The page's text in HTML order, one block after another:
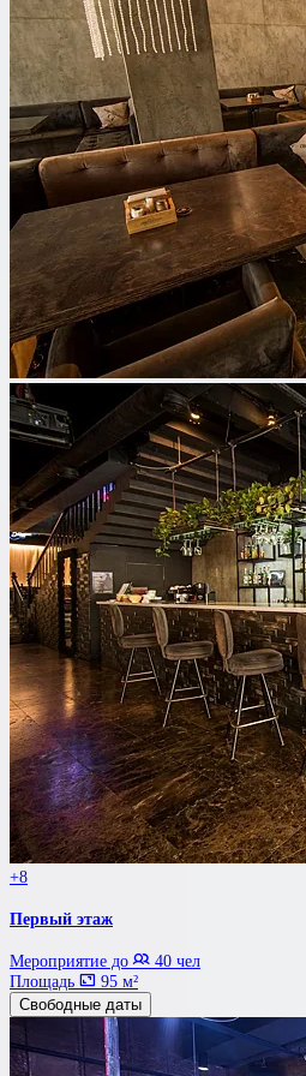
+8
Первый этаж
Мероприятие до
40 чел
Площадь
95 м²
Свободные даты